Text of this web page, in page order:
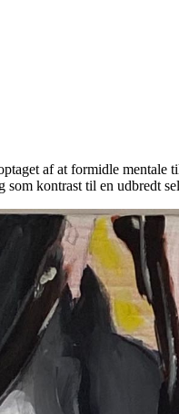
af at formidle mentale
kontrast til en udbredt